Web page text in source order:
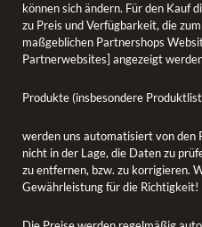
können sich ändern. Für den Kauf
zu Preis und Verfügbarkeit, die
maßgeblichen Partnershops
Partnerwebsites] angezeigt
Produkte (insbesondere
werden uns automatisiert von
nicht in der Lage, die Daten zu
zu entfernen, bzw. zu korrigieren.
Gewährleistung für die Richtigkeit!